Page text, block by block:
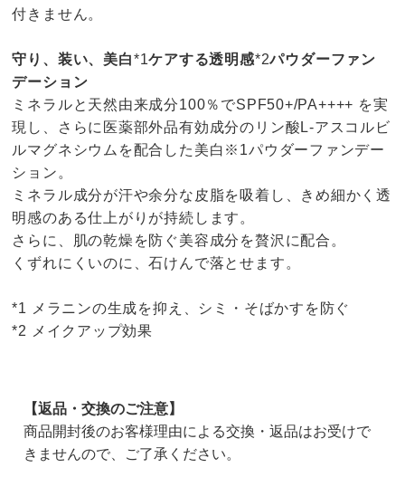
付きません。
守り、装い、美白*1ケアする透明感*2パウダーファン
デーション
ミネラルと天然由来成分100％でSPF50+/PA++++ を実
現し、さらに医薬部外品有効成分のリン酸L-アスコルビ
ルマグネシウムを配合した美白※1パウダーファンデー
ション。
ミネラル成分が汗や余分な皮脂を吸着し、きめ細かく透
明感のある仕上がりが持続します。
さらに、肌の乾燥を防ぐ美容成分を贅沢に配合。
くずれにくいのに、石けんで落とせます。
*1 メラニンの生成を抑え、シミ・そばかすを防ぐ
*2 メイクアップ効果
【返品・交換のご注意】
商品開封後のお客様理由による交換・返品はお受けで
きませんので、ご了承ください。